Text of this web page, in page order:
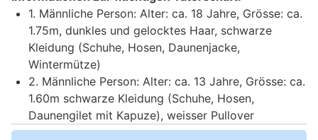
1. Männliche Person: Alter: ca. 18 Jahre, Grösse: ca.
1.75m, dunkles und gelocktes Haar, schwarze
Kleidung (Schuhe, Hosen, Daunenjacke,
Wintermütze)
2. Männliche Person: Alter: ca. 13 Jahre, Grösse: ca.
1.60m schwarze Kleidung (Schuhe, Hosen,
Daunengilet mit Kapuze), weisser Pullover